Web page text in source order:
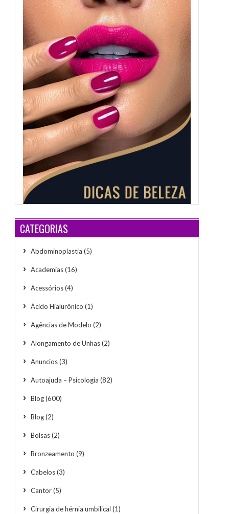
CATEGORIAS
Abdominoplastia (5)
Academias(16)
Acessórios(4)
Ácido Hialurônico (1)
Agências de Modelo (2)
Alongamento de Unhas(2)
Anuncios(3)
Autoajuda – Psicologia (82)
Blog(600)
Blog(2)
Bolsas(2)
Bronzeamento (9)
Cabelos(3)
Cantor(5)
Cirurgia de hérnia umbilical (1)